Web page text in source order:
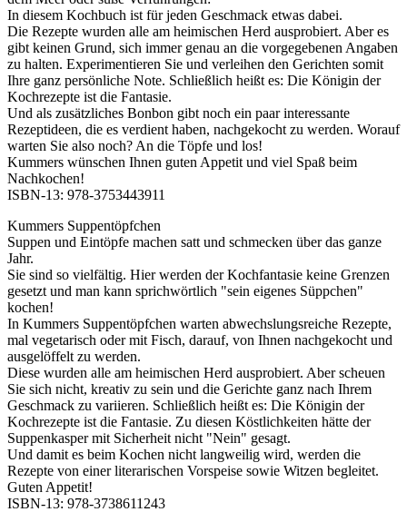
In diesem Kochbuch ist für jeden Geschmack etwas dabei.
Die Rezepte wurden alle am heimischen Herd ausprobiert. Aber es
gibt keinen Grund, sich immer genau an die vorgegebenen Angaben
zu halten. Experimentieren Sie und verleihen den Gerichten somit
Ihre ganz persönliche Note. Schließlich heißt es: Die Königin der
Kochrezepte ist die Fantasie.
Und als zusätzliches Bonbon gibt noch ein paar interessante
Rezeptideen, die es verdient haben, nachgekocht zu werden. Worauf
warten Sie also noch? An die Töpfe und los!
Kummers wünschen Ihnen guten Appetit und viel Spaß beim
Nachkochen!
ISBN-13:‎ 978-3753443911
Kummers Suppentöpfchen
Suppen und Eintöpfe machen satt und schmecken über das ganze
Jahr.
Sie sind so vielfältig. Hier werden der Kochfantasie keine Grenzen
gesetzt und man kann sprichwörtlich "sein eigenes Süppchen"
kochen!
In Kummers Suppentöpfchen warten abwechslungsreiche Rezepte,
mal vegetarisch oder mit Fisch, darauf, von Ihnen nachgekocht und
ausgelöffelt zu werden.
Diese wurden alle am heimischen Herd ausprobiert. Aber scheuen
Sie sich nicht, kreativ zu sein und die Gerichte ganz nach Ihrem
Geschmack zu variieren. Schließlich heißt es: Die Königin der
Kochrezepte ist die Fantasie. Zu diesen Köstlichkeiten hätte der
Suppenkasper mit Sicherheit nicht "Nein" gesagt.
Und damit es beim Kochen nicht langweilig wird, werden die
Rezepte von einer literarischen Vorspeise sowie Witzen begleitet.
Guten Appetit!
ISBN-13: 978-3738611243